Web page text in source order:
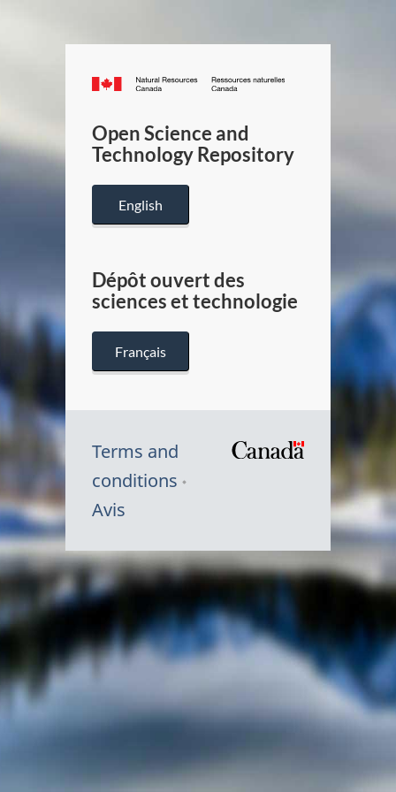
Canada.ca
/
Canada
Open Science and
Technology Repository
English
Dépôt ouvert des
sciences et technologie
Français
Terms and
conditions
Avis
Symbole
du
Canada